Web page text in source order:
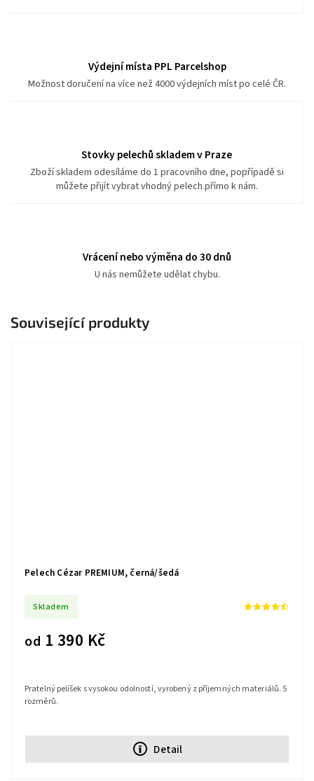
Výdejní místa PPL Parcelshop
Možnost doručení na více než 4000 výdejních míst po celé ČR.
Stovky pelechů skladem v Praze
Zboží skladem odesíláme do 1 pracovního dne, popřípadě si
můžete přijít vybrat vhodný pelech přímo k nám.
Vrácení nebo výměna do 30 dnů
U nás nemůžete udělat chybu.
Související produkty
Pelech Cézar PREMIUM, černá/šedá
Skladem
od 1 390 Kč
Detail
Pratelný pelíšek s vysokou odolností, vyrobený z příjemných materiálů. 5
rozměrů.